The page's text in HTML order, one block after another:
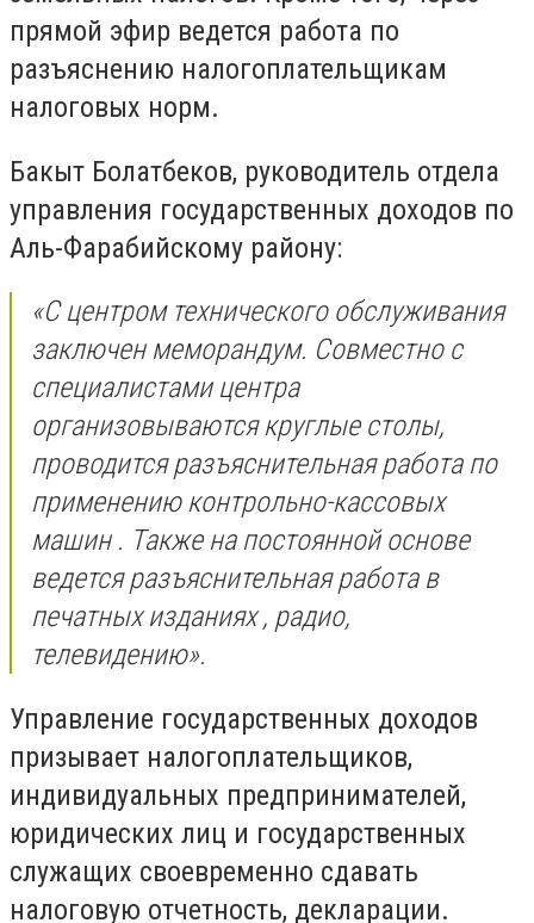
прямой эфир ведется работа по
разъяснению налогоплательщикам
налоговых норм.
Бакыт Болатбеков, руководитель отдела
управления государственных доходов по
Аль-Фарабийскому району:
«С центром технического обслуживания
заключен меморандум. Совместно с
специалистами центра
организовываются круглые столы,
проводится разъяснительная работа по
применению контрольно-кассовых
машин . Также на постоянной основе
ведется разъяснительная работа в
печатных изданиях , радио,
телевидению».
Управление государственных доходов
призывает налогоплательщиков,
индивидуальных предпринимателей,
юридических лиц и государственных
служащих своевременно сдавать
налоговую отчетность, декларации.